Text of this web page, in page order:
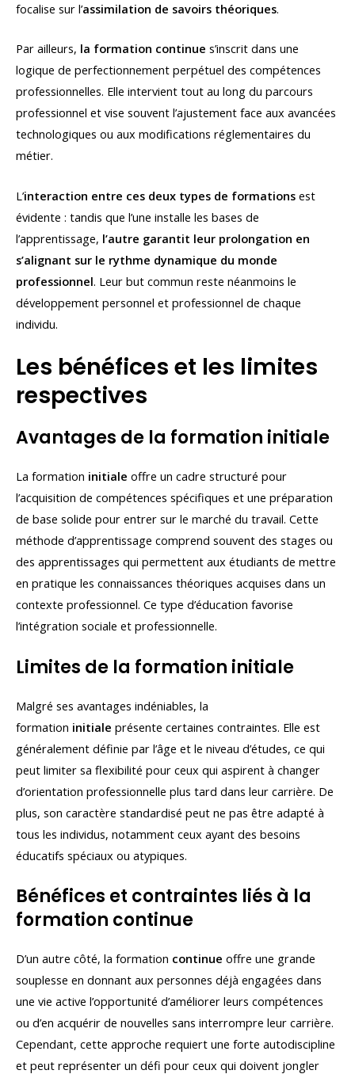
focalise sur l’assimilation de savoirs théoriques.
Par ailleurs, la formation continue s’inscrit dans une
logique de perfectionnement perpétuel des compétences
professionnelles. Elle intervient tout au long du parcours
professionnel et vise souvent l’ajustement face aux avancées
technologiques ou aux modifications réglementaires du
métier.
L’interaction entre ces deux types de formations est
évidente : tandis que l’une installe les bases de
l’apprentissage, l’autre garantit leur prolongation en
s’alignant sur le rythme dynamique du monde
professionnel. Leur but commun reste néanmoins le
développement personnel et professionnel de chaque
individu.
Les bénéfices et les limites
respectives
Avantages de la formation initiale
La formation initiale offre un cadre structuré pour
l’acquisition de compétences spécifiques et une préparation
de base solide pour entrer sur le marché du travail. Cette
méthode d’apprentissage comprend souvent des stages ou
des apprentissages qui permettent aux étudiants de mettre
en pratique les connaissances théoriques acquises dans un
contexte professionnel. Ce type d’éducation favorise
l’intégration sociale et professionnelle.
Limites de la formation initiale
Malgré ses avantages indéniables, la
formation initiale présente certaines contraintes. Elle est
généralement définie par l’âge et le niveau d’études, ce qui
peut limiter sa flexibilité pour ceux qui aspirent à changer
d’orientation professionnelle plus tard dans leur carrière. De
plus, son caractère standardisé peut ne pas être adapté à
tous les individus, notamment ceux ayant des besoins
éducatifs spéciaux ou atypiques.
Bénéfices et contraintes liés à la
formation continue
D’un autre côté, la formation continue offre une grande
souplesse en donnant aux personnes déjà engagées dans
une vie active l’opportunité d’améliorer leurs compétences
ou d’en acquérir de nouvelles sans interrompre leur carrière.
Cependant, cette approche requiert une forte autodiscipline
et peut représenter un défi pour ceux qui doivent jongler